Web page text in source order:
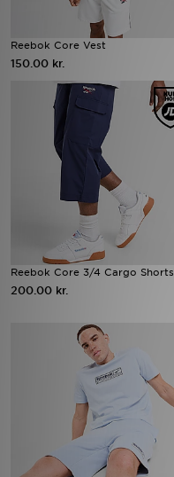
Reebok Core Vest
150.00 kr.
Reebok Core 3/4 Cargo Shorts
200.00 kr.